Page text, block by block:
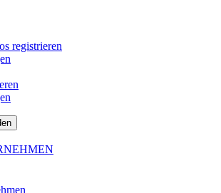
registrieren